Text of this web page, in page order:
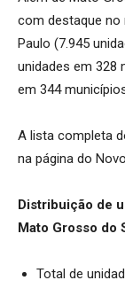
com destaque no
Paulo (7.945
unidades em 328
em 344
A lista completa
na página do Novo
Distribuição de
Mato Grosso do
Total de